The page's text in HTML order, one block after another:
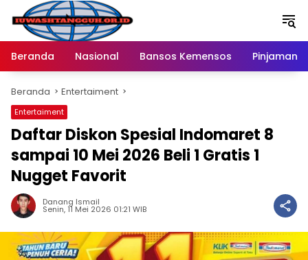
Langsung
konten
Beranda
Nasional Bansos Kemensos Pinjaman
Beranda Entertaiment
Entertaiment
Daftar Diskon Spesial Indomaret 8
sampai 10 Mei 2026 Beli 1 Gratis 1
Nugget Favorit
Danang Ismail
Senin, 11 Mei 2026 01:21 WIB